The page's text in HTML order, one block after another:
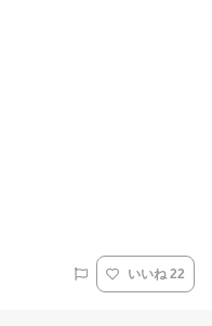
いいね 22